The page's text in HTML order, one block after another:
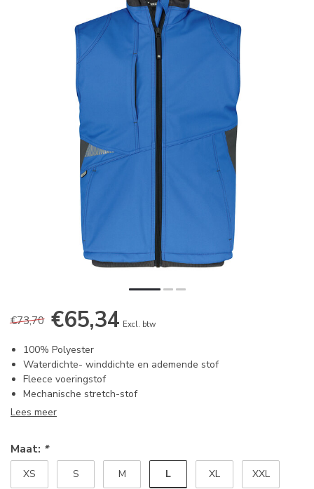
€73,70 €65,34 Excl. btw
100% Polyester
Waterdichte- winddichte en ademende stof
Fleece voeringstof
Mechanische stretch-stof
Lees meer
Maat: *
XS S M L XL XXL